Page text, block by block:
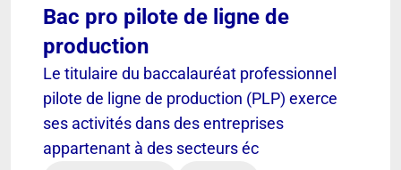
Bac pro pilote de ligne de
production
Le titulaire du baccalauréat professionnel
pilote de ligne de production (PLP) exerce
ses activités dans des entreprises
appartenant à des secteurs éc